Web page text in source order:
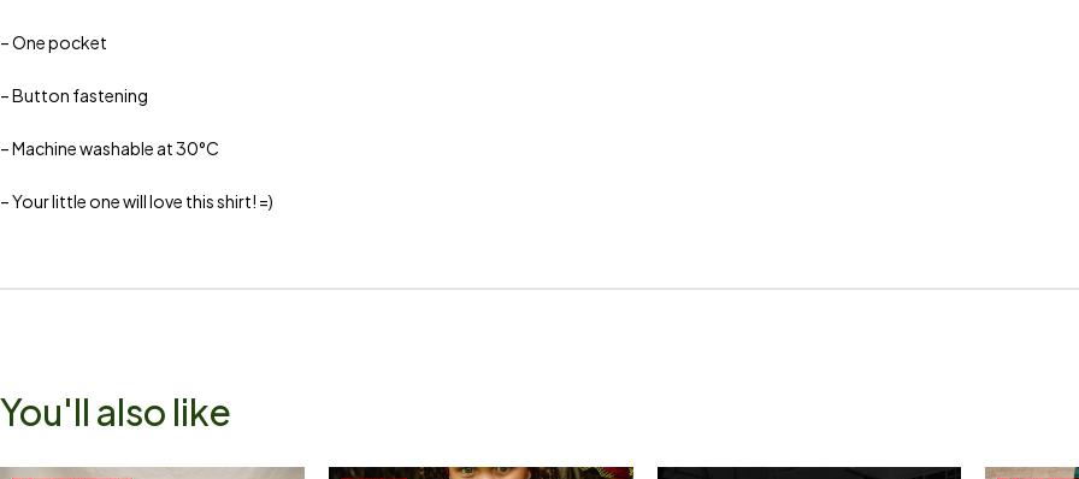
– One pocket
– Button fastening
– Machine washable at 30°C
– Your little one will love this shirt! =)
You'll also like